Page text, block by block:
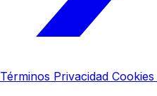
Términos Privacidad Cookies